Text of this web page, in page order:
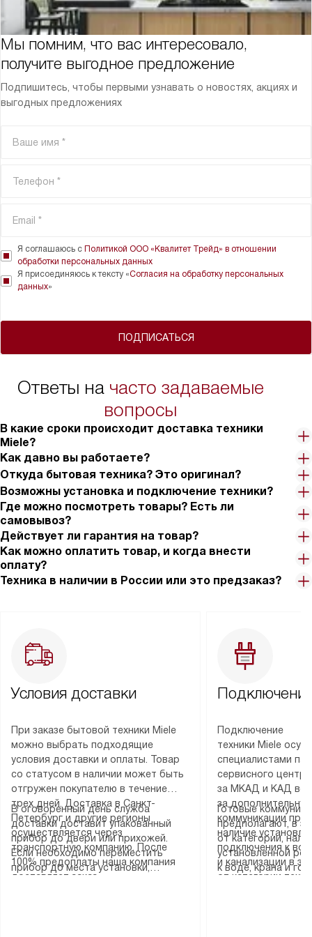
Мы помним, что вас интересовало,
получите выгодное предложение
Подпишитесь, чтобы первыми узнавать о новостях, акциях и
выгодных предложениях
ПОДПИСАТЬСЯ
Я соглашаюсь с Политикой ООО «Квалитет Трейд» в отношении
обработки персональных данных
Я присоединяюсь к тексту «Согласия на обработку персональных
данных»
Ответы на часто задаваемые
вопросы
В какие сроки происходит доставка техники
Miele?
Как давно вы работаете?
Откуда бытовая техника? Это оригинал?
Возможны установка и подключение техники?
Где можно посмотреть товары? Есть ли
самовывоз?
Действует ли гарантия на товар?
Как можно оплатить товар, и когда внести
оплату?
Техника в наличии в России или это предзаказ?
Условия доставки
При заказе бытовой техники Miele
можно выбрать подходящие
условия доставки и оплаты. Товар
со статусом в наличии может быть
отгружен покупателю в течение
трех дней. Доставка в Санкт-
Петербург и другие регионы
осуществляется через
транспортную компанию. После
100% предоплаты наша компания
доставляет заказ
В оговоренный день служба
доставки доставит упакованный
прибор до двери или прихожей.
Если необходимо переместить
прибор до места установки,
Подключение
техники Miele
специалистами
сервисного
за МКАД и КАД
за
коммуникации
наличие
подключения к
и канализации в
от категории
Готовые
предполагают, в
от категории,
установленной
к воде, крана и